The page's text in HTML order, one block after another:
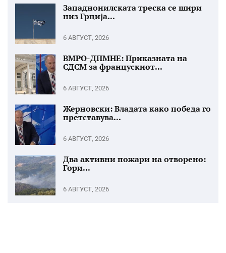
Западнонилската треска се шири
низ Грција...
6 АВГУСТ, 2026
ВМРО-ДПМНЕ: Приказната на
СДСМ за францускиот...
6 АВГУСТ, 2026
Жерновски: Владата како победа го
претставува...
6 АВГУСТ, 2026
Два активни пожари на отворено:
Гори...
6 АВГУСТ, 2026